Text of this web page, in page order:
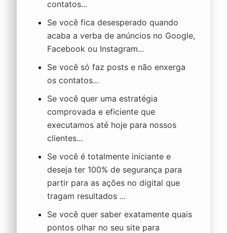
contatos...
Se você fica desesperado quando
acaba a verba de anúncios no Google,
Facebook ou Instagram...
Se você só faz posts e não enxerga
os contatos...
Se você quer uma estratégia
comprovada e eficiente que
executamos até hoje para nossos
clientes...
Se você é totalmente iniciante e
deseja ter 100% de segurança para
partir para as ações no digital que
tragam resultados ...
Se você quer saber exatamente quais
pontos olhar no seu site para